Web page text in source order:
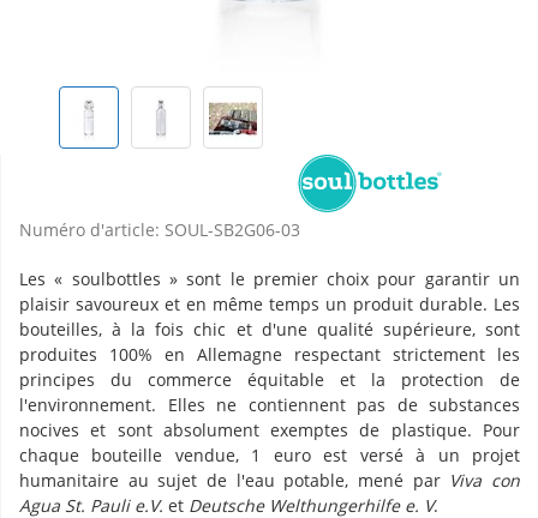
Numéro d'article: SOUL-SB2G06-03
Les « soulbottles » sont le premier choix pour garantir un
plaisir savoureux et en même temps un produit durable. Les
bouteilles, à la fois chic et d'une qualité supérieure, sont
produites 100% en Allemagne respectant strictement les
principes du commerce équitable et la protection de
l'environnement. Elles ne contiennent pas de substances
nocives et sont absolument exemptes de plastique. Pour
chaque bouteille vendue, 1 euro est versé à un projet
humanitaire au sujet de l'eau potable, mené par Viva con
Agua St. Pauli e.V. et Deutsche Welthungerhilfe e. V.